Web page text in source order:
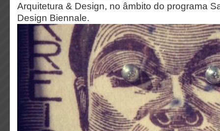
Arquitetura & Design, no âmbito do programa
Design Biennale.